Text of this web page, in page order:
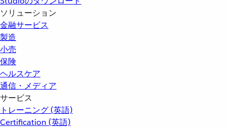
ソリューション
金融サービス
製造
小売
保険
ヘルスケア
通信・メディア
サービス
トレーニング (英語)
Certification (英語)